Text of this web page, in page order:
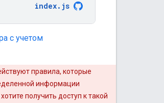
index. js
с учетом
правила, которые
информации
получить доступ к такой